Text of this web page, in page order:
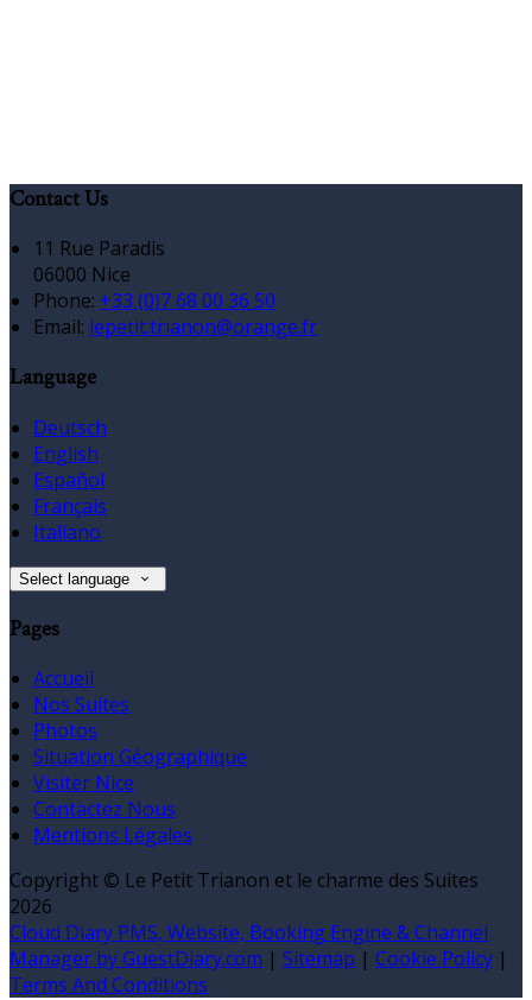
Contact Us
11 Rue Paradis
06000 Nice
Phone: +33 (0)7 68 00 36 50
Email: lepetit.trianon@orange.fr
Language
Deutsch
English
Español
Français
Italiano
Select language
Pages
Accueil
Nos Suites
Photos
Situation Géographique
Visiter Nice
Contactez Nous
Mentions Légales
Copyright © Le Petit Trianon et le charme des Suites
2026
Cloud Diary PMS, Website, Booking Engine & Channel
Manager by GuestDiary.com | Sitemap | Cookie Policy |
Terms And Conditions